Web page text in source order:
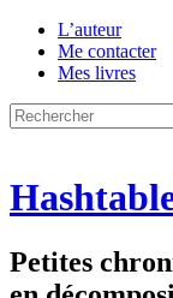
L’auteur
Me contacter
Mes livres
Petites